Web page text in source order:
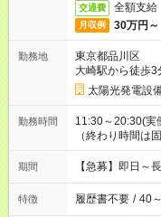
交通費 全額支給
月収例 30万円～
勤務地
東京都品川区
大崎駅から徒歩3
太陽光発電設
勤務時間
11:30～20:30(
（終わり時間は
期間 【急募】即日
特徴 履歴書不要 / 40